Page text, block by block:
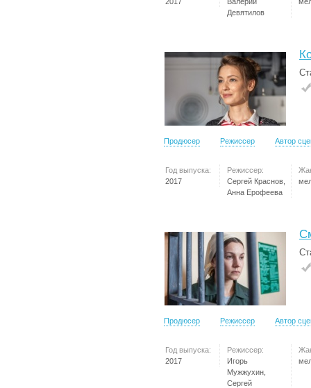
Девятилов
Продюсер Режиссер Автор
Год выпуска:
2017
Режиссер:
Сергей Краснов,
Анна Ерофеева
Продюсер Режиссер Автор
Год выпуска:
2017
Режиссер:
Игорь
Мужжухин,
Сергей